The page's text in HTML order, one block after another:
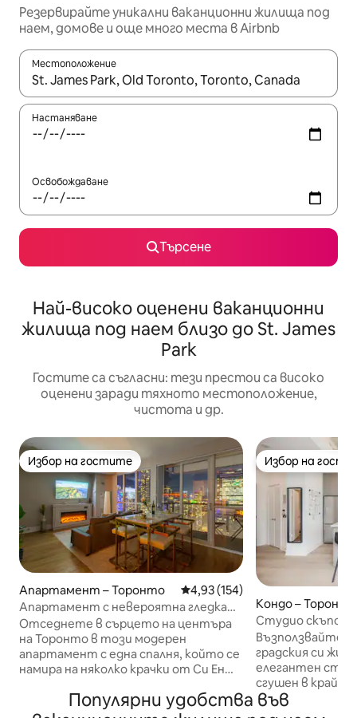
Резервирайте уникални ваканционни жилища под
наем, домове и още много места в Airbnb
Местоположение
Когато резултатите се покажат, използвайте
Настаняване
Освобождаване
Търсене
Най-високо оценени ваканционни
жилища под наем близо до St. James
Park
Гостите са съгласни: тези престои са високо
оценени заради тяхното местоположение,
чистота и др.
Избор на гостите
Избор на гостите
Апартамент – Торонто Средна оценка: 4,93 от 5,
4,93 (154)
Апартамент с невероятна гледка
към хоризонта, на няколко крачки от
Си Ен Тауър
Отседнете в сърцето на центъра
на Торонто в този модерен
апартамент с една спалня, който се
намира на няколко крачки от Си Ен
крайбрежието. Жилището
разполага с удобно двойно легло в
Избор на
Избор на
Кондо – Торонто
Студио
прекрасните
водата
Възползвайте
градския си
елегантен
сгушен в
кварталът на
Този модерен
Популярни удобства във